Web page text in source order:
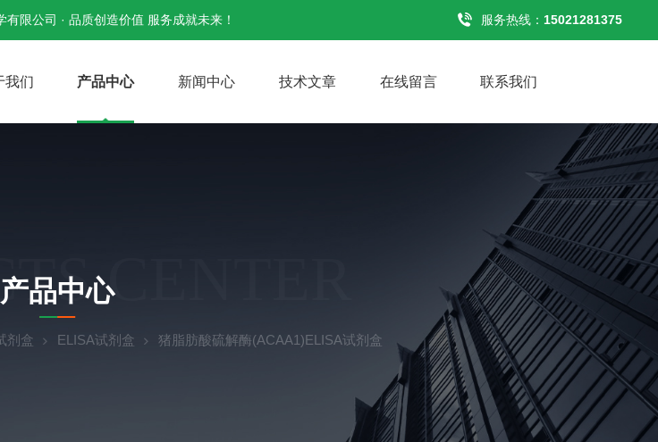
限公司 · 品质创造价值 服务成就未来！ 服务热线： 15021281375
我们 产品中心 新闻中心 技术文章 在线留言 联系我们
CENTER
产品中心
剂盒 ELISA试剂盒 猪脂肪酸硫解酶(ACAA1)ELISA试剂盒